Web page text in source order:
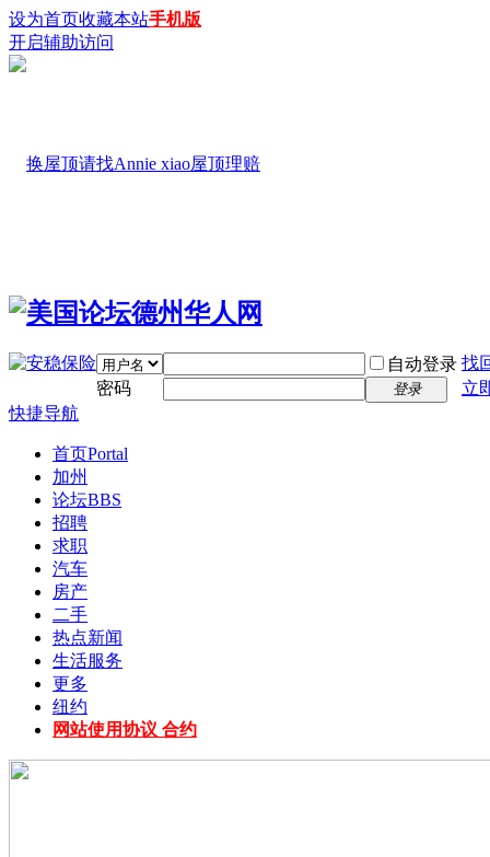
设为首页收藏本站手机版
开启辅助访问
自动登录 找
密码
登录
立
快捷导航
首页Portal
加州
论坛BBS
招聘
求职
汽车
房产
二手
热点新闻
生活服务
更多
纽约
网站使用协议 合约